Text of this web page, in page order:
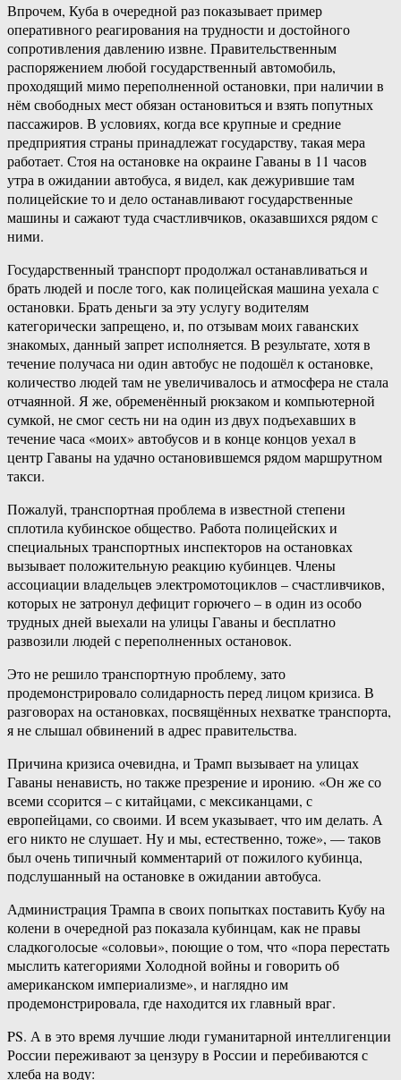
Впрочем, Куба в очередной раз показывает пример
оперативного реагирования на трудности и достойного
сопротивления давлению извне. Правительственным
распоряжением любой государственный автомобиль,
проходящий мимо переполненной остановки, при наличии в
нём свободных мест обязан остановиться и взять попутных
пассажиров. В условиях, когда все крупные и средние
предприятия страны принадлежат государству, такая мера
работает. Стоя на остановке на окраине Гаваны в 11 часов
утра в ожидании автобуса, я видел, как дежурившие там
полицейские то и дело останавливают государственные
машины и сажают туда счастливчиков, оказавшихся рядом с
ними.
Государственный транспорт продолжал останавливаться и
брать людей и после того, как полицейская машина уехала с
остановки. Брать деньги за эту услугу водителям
категорически запрещено, и, по отзывам моих гаванских
знакомых, данный запрет исполняется. В результате, хотя в
течение получаса ни один автобус не подошёл к остановке,
количество людей там не увеличивалось и атмосфера не стала
отчаянной. Я же, обременённый рюкзаком и компьютерной
сумкой, не смог сесть ни на один из двух подъехавших в
течение часа «моих» автобусов и в конце концов уехал в
центр Гаваны на удачно остановившемся рядом маршрутном
такси.
Пожалуй, транспортная проблема в известной степени
сплотила кубинское общество. Работа полицейских и
специальных транспортных инспекторов на остановках
вызывает положительную реакцию кубинцев. Члены
ассоциации владельцев электромотоциклов – счастливчиков,
которых не затронул дефицит горючего – в один из особо
трудных дней выехали на улицы Гаваны и бесплатно
развозили людей с переполненных остановок.
Это не решило транспортную проблему, зато
продемонстрировало солидарность перед лицом кризиса. В
разговорах на остановках, посвящённых нехватке транспорта,
я не слышал обвинений в адрес правительства.
Причина кризиса очевидна, и Трамп вызывает на улицах
Гаваны ненависть, но также презрение и иронию. «Он же со
всеми ссорится – с китайцами, с мексиканцами, с
европейцами, со своими. И всем указывает, что им делать. А
его никто не слушает. Ну и мы, естественно, тоже», — таков
был очень типичный комментарий от пожилого кубинца,
подслушанный на остановке в ожидании автобуса.
Администрация Трампа в своих попытках поставить Кубу на
колени в очередной раз показала кубинцам, как не правы
сладкоголосые «соловьи», поющие о том, что «пора перестать
мыслить категориями Холодной войны и говорить об
американском империализме», и наглядно им
продемонстрировала, где находится их главный враг.
PS. А в это время лучшие люди гуманитарной интеллигенции
России переживают за цензуру в России и перебиваются с
хлеба на воду: